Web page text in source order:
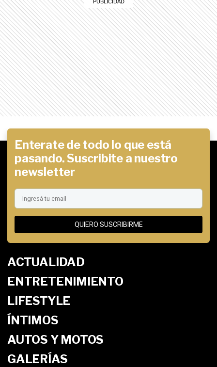
Enterate de todo lo que está
pasando. Suscribite a nuestro
newsletter
QUIERO SUSCRIBIRME
ACTUALIDAD
ENTRETENIMIENTO
LIFESTYLE
ÍNTIMOS
AUTOS Y MOTOS
GALERÍAS